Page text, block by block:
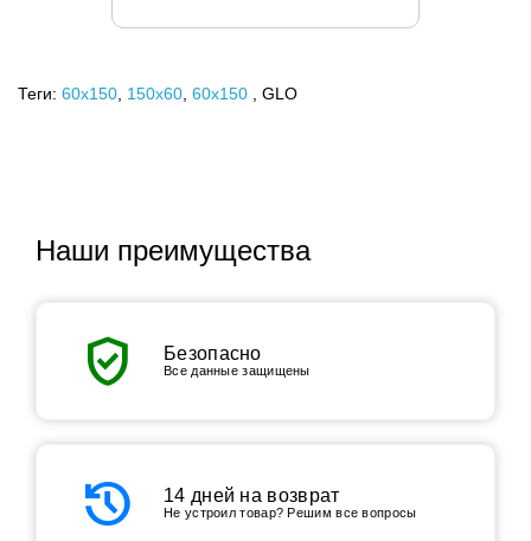
Теги: 60x150, 150х60, 60х150 , GLO
Наши преимущества
verified_user Безопасно
Все данные защищены
history 14 дней на возврат
Не устроил товар? Решим все вопросы